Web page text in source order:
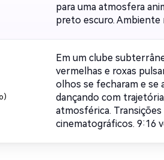
para uma atmosfera
preto escuro. Ambiente
Em um clube
vermelhas e roxas
olhos se fecharam e se
dançando com
atmosférica.
cinematográficos. 9:16